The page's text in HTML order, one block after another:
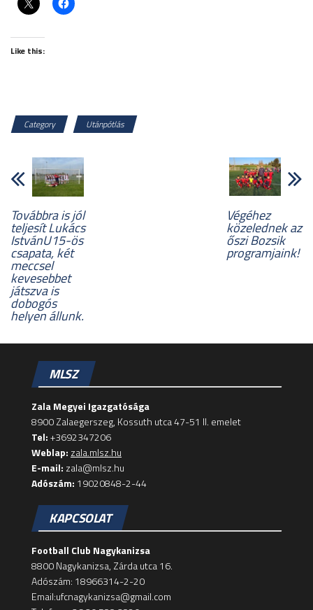
Like this:
Category Utánpótlás
Továbbra is jól
teljesít Lukács
IstvánU15-ös
csapata, két
meccsel
kevesebbet
játszva is
dobogós
helyen állunk.
Végéhez
közelednek az
őszi Bozsik
programjaink!
MLSZ
Zala Megyei Igazgatósága
8900 Zalaegerszeg, Kossuth utca 47-51 II. emelet
Tel:+3692347206
Weblap: zala.mlsz.hu
E-mail: zala@mlsz.hu
Adószám: 19020848-2-44
KAPCSOLAT
Football Club Nagykanizsa
8800 Nagykanizsa, Zárda utca 16.
Adószám: 18966314-2-20
Email:ufcnagykanizsa@gmail.com